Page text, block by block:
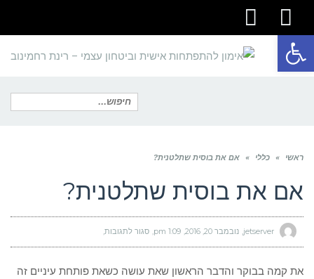
facebook
youtube
תפריט
ראשי » כללי » אם את בוסית שתלטנית?
אם את בוסית שתלטנית?
נובמבר 20, 2016 1:09 pm סגור לתגובותעל
את
את קמה בבוקר והדבר הראשון שאת עושה כשאת פותחת עיניים זה
פתח סרגל נגישות